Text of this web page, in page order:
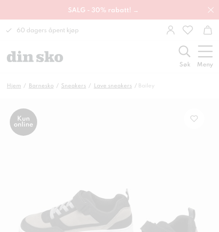
SALG - 30% rabatt! →
60 dagers åpent kjøp
Søk Meny
Hjem Barnesko Sneakers Lave sneakers Bailey
Kun
online